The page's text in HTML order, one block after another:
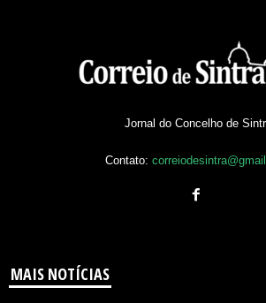
Jornal do Concelho de
Contato:
MAIS NOTÍCIAS